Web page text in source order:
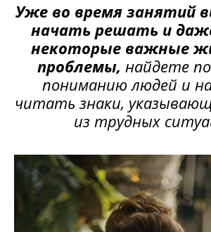
Уже во время занятий
начать решать и
некоторые важные
проблемы, найдете
пониманию людей и
читать знаки,
из трудных